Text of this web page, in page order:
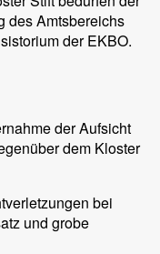
des Amtsbereichs
der EKBO.
der Aufsicht
dem Kloster
bei
und grobe